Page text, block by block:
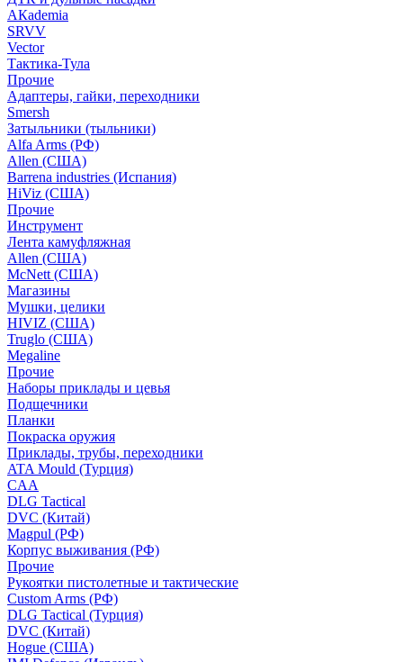
АКademia
SRVV
Vector
Тактика-Тула
Прочие
Адаптеры, гайки, переходники
Smersh
Затыльники (тыльники)
Alfa Arms (РФ)
Allen (США)
Barrena industries (Испания)
HiViz (США)
Прочие
Инструмент
Лента камуфляжная
Allen (США)
McNett (США)
Магазины
Мушки, целики
HIVIZ (США)
Truglo (США)
Megaline
Прочие
Наборы приклады и цевья
Подщечники
Планки
Покраска оружия
Приклады, трубы, переходники
ATA Mould (Турция)
CAA
DLG Tactical
DVC (Китай)
Magpul (РФ)
Корпус выживания (РФ)
Прочие
Рукоятки пистолетные и тактические
Custom Arms (РФ)
DLG Tactical (Турция)
DVC (Китай)
Hogue (США)